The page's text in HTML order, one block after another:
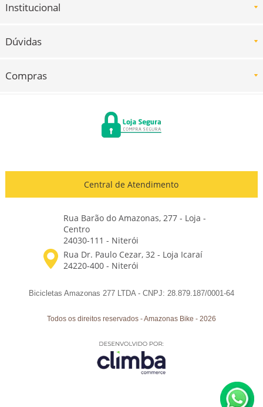
Institucional
Dúvidas
Compras
Central de Atendimento
Rua Barão do Amazonas, 277 - Loja -
Centro
24030-111 - Niterói
Bicicletas Amazonas 277 LTDA - CNPJ: 28.879.187/0001-64
Todos os direitos reservados -Amazonas Bike -2026